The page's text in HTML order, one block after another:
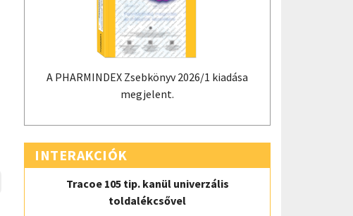
A PHARMINDEX Zsebkönyv 2026/1 kiadása
megjelent.
INTERAKCIÓK
Tracoe 105 tip. kanül univerzális
toldalékcsővel